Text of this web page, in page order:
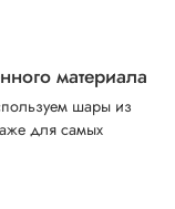
материала
шары из
для самых